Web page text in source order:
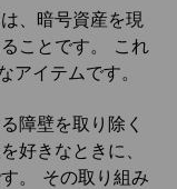
、暗号資産を現
ことです。 これ
アイテムです。
障壁を取り除く
好きなときに、
。 その取り組み